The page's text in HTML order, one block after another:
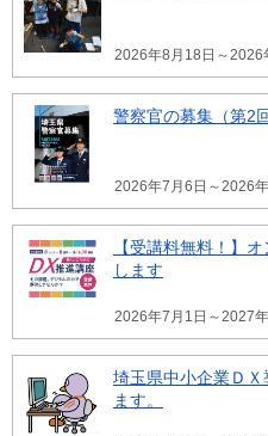
2026年8月18日～2026
警察官の募集（第2回
2026年7月6日～2026
【受講料無料！】
します
2026年7月1日～2027
埼玉県中小企業Ｄ
ます。